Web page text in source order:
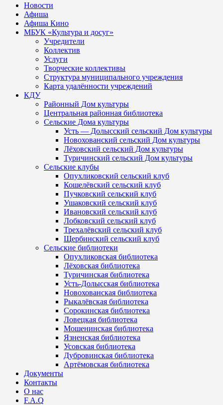
Новости
Афиша
Афиша Кино
МБУК «Культура и досуг»
Учредители
Коллектив
Услуги
Творческие коллективы
Структура муниципального учреждения
Карта удалённости учреждений
КДУ
Районный Дом культуры
Центральная районная библиотека
Сельские Дома культуры
Усть — Долысский сельский Дом культуры
Новохованский сельский Дом культуры
Лёховский сельский Дом культуры
Туричинский сельский Дом культуры
Сельские клубы
Опухликовский сельский клуб
Кошелёвский сельский клуб
Пучковский сельский клуб
Ушаковский сельский клуб
Ивановский сельский клуб
Лобковский сельский клуб
Трехалёвский сельский клуб
Щербинский сельский клуб
Сельские библиотеки
Опухликовская библиотека
Лёховская библиотека
Туричинская библиотека
Усть-Долысская библиотека
Новохованская библиотека
Рыкалёвская библиотека
Сорокинская библиотека
Ловецкая библиотека
Мошенинская библиотека
Язненская библиотека
Усовская библиотека
Дубровинская библиотека
Артёмовская библиотека
Документы
Контакты
О нас
F.A.Q